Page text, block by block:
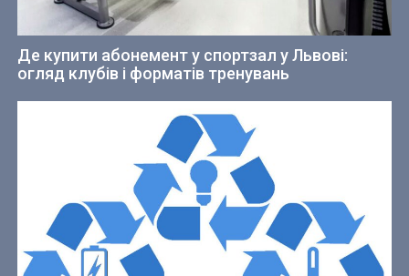
Де купити абонемент у спортзал у Львові:
огляд клубів і форматів тренувань